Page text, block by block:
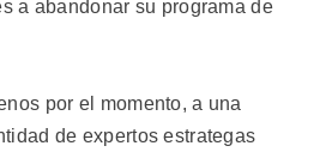
a abandonar su programa de
por el momento, a una
de expertos estrategas